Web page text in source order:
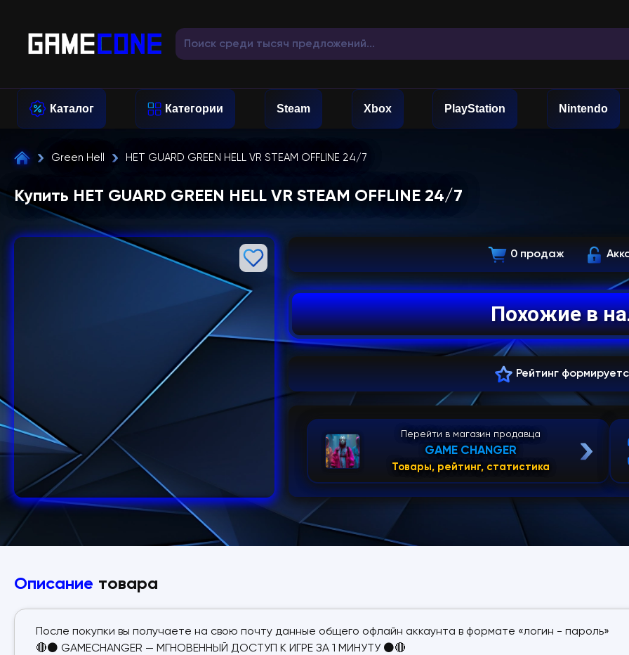
Каталог Категории Steam Xbox PlayStation Nintendo
Green Hell НЕТ GUARD GREEN HELL VR STEAM OFFLINE 24/7
Купить НЕТ GUARD GREEN HELL VR STEAM OFFLINE 24/7
0 продаж
Похожие в
Рейтинг
Перейти в магазин продавца
GAME CHANGER
Товары, рейтинг, статистика
Описание товара
После покупки вы получаете на свою почту данные общего офлайн аккаунта в формате «логин - пароль»
🔴⚫ GAMECHANGER — МГНОВЕННЫЙ ДОСТУП К ИГРЕ ЗА 1 МИНУТУ ⚫🔴